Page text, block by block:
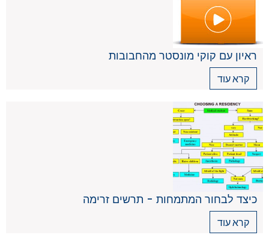
ראיון עם קוקי מונסטר מהחבובות
קרא עוד
כיצד לבחור המתמחות - תרשים זרימה
קרא עוד